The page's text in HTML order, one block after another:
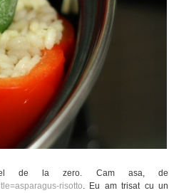
de la zero. Cam asa, de
risotto . Eu am trisat cu un